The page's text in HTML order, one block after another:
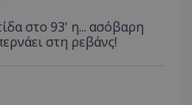
στο 93' η... ασόβαρη
στη ρεβάνς!